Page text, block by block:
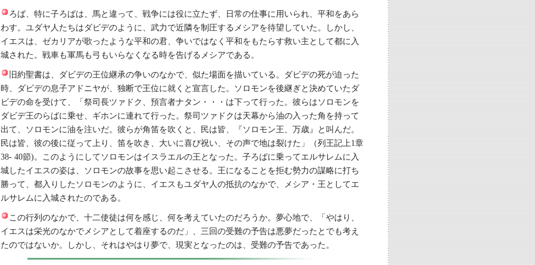
ろば、特に子ろばは、馬と違って、戦争には役に立たず、日常の仕事に用いられ、平和をあら
わす。ユダヤ人たちはダビデのように、武力で近隣を制圧するメシアを待望していた。しかし、
イエスは、ゼカリアが歌ったような平和の君、争いではなく平和をもたらす救い主として都に入
城された。戦車も軍馬も弓もいらなくなる時を告げるメシアである。
旧約聖書は、ダビデの王位継承の争いのなかで、似た場面を描いている。ダビデの死が迫った
時、ダビデの息子アドニヤが、独断で王位に就くと宣言した。ソロモンを後継ぎと決めていたダ
ビデの命を受けて、「祭司長ツァドク、預言者ナタン・・・は下って行った。彼らはソロモンを
ダビデ王のらばに乗せ、ギホンに連れて行った。祭司ツァドクは天幕から油の入った角を持って
出て、ソロモンに油を注いだ。彼らが角笛を吹くと、民は皆、『ソロモン王、万歳』と叫んだ。
民は皆、彼の後に従って上り、笛を吹き、大いに喜び祝い、その声で地は裂けた」（列王記上1章
38- 40節)。このようにしてソロモンはイスラエルの王となった。子ろばに乗ってエルサレムに入
城したイエスの姿は、ソロモンの故事を思い起こさせる。王になることを拒む勢力の謀略に打ち
勝って、都入りしたソロモンのように、イエスもユダヤ人の抵抗のなかで、メシア・王としてエ
ルサレムに入城されたのである。
この行列のなかで、十二使徒は何を感じ、何を考えていたのだろうか。夢心地で、「やはり、
イエスは栄光のなかでメシアとして着座するのだ」、三回の受難の予告は悪夢だったとでも考え
たのではないか。しかし、それはやはり夢で、現実となったのは、受難の予告であった。